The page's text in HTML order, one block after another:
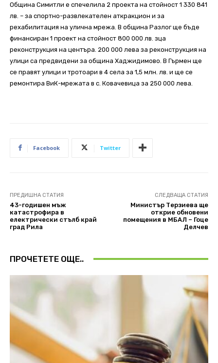
Община Симитли е спечелила 2 проекта на стойност 1 330 841
лв. – за спортно-развлекателен аткракцион и за
рехабилитация на улична мрежа. В община Разлог ще бъде
финансиран 1 проект на стойност 800 000 лв. зца
реконструкция на центъра. 200 000 лева за реконструкция на
улици са предвидени за община Хаджидимово. В Гърмен ще
се правят улици и тротоари в 4 села за 1,5 млн. лв. и ще се
ремонтира ВиК-мрежата в с. Ковачевица за 250 000 лева.
Facebook Twitter
ПРЕДИШНА СТАТИЯ
43-годишен мъж
катастрофира в
електрически стълб край
град Рила
СЛЕДВАЩА СТАТИЯ
Министър Терзиева ще
открие обновени
помещения в МБАЛ – Гоце
Делчев
ПРОЧЕТЕТЕ ОЩЕ..